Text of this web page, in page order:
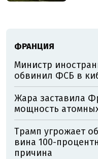
ФРАНЦИЯ
Министр
обвинил ФСБ в
Жара заставила
мощность
Трамп угрожает
вина 100-
причина